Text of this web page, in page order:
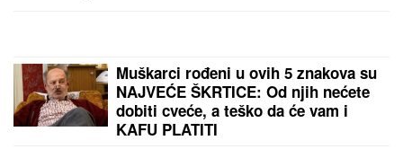
Muškarci rođeni u ovih 5 znakova su
NAJVEĆE ŠKRTICE: Od njih nećete
dobiti cveće, a teško da će vam i
KAFU PLATITI